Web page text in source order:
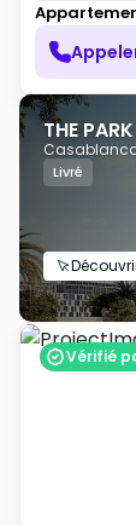
THE
Livré
Vérifié